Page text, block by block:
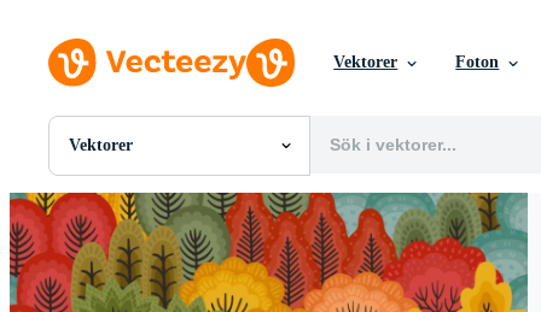
Vektorer Foton
Vektorer
Alla Bilder
Foton
PNGs
PSDs
SVGs
Mallar